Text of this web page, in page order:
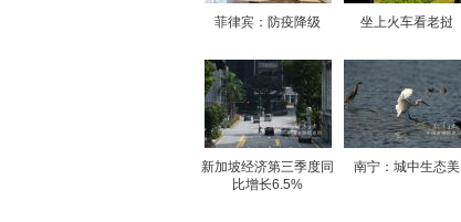
菲律宾：防疫降级 坐上火车看老挝
新加坡经济第三季度同
比增长6.5%
南宁：城中生态美